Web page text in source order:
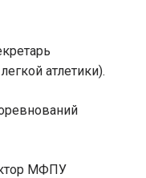
атлетики).
МФПУ